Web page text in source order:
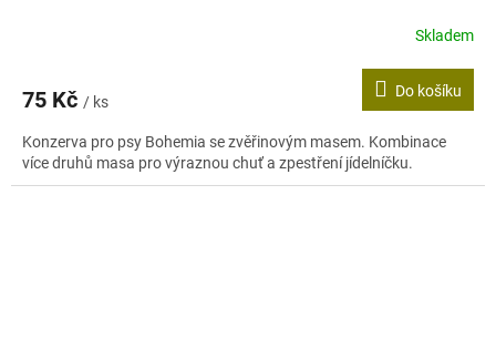
je
z
5
hvězdiček.
Skladem
75 Kč / ks
Do košíku
Konzerva pro psy Bohemia se zvěřinovým masem. Kombinace
více druhů masa pro výraznou chuť a zpestření jídelníčku.